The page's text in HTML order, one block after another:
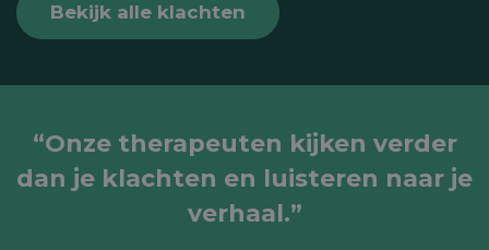
Bekijk alle klachten
“Onze therapeuten kijken verder
dan je klachten en luisteren naar je
verhaal.”